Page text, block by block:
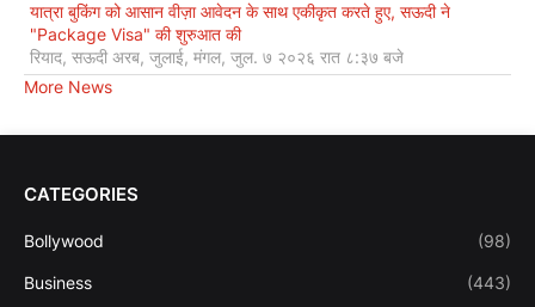
यात्रा बुकिंग को आसान वीज़ा आवेदन के साथ एकीकृत करते हुए, सऊदी ने
"Package Visa" की शुरुआत की
रियाद, सऊदी अरब, जुलाई, मंगल, जुल. ७ २०२६ रात ८:३७ बजे
More News
CATEGORIES
Bollywood (98)
Business (443)